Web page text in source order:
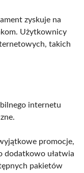
zyskuje na
Użytkownicy
takich
internetu
promocje,
dodatkowo ułatwia
pakietów